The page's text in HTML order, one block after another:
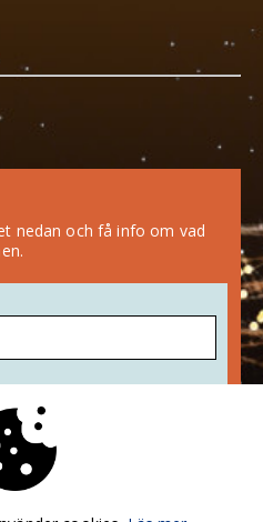
nedan och få info om vad
uppgifter sparas.